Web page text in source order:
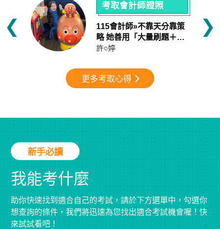
❮
動
事
考取會計師證照
115會計師»不靠天分靠策
略 她善用「大量刷題＋縮
時模擬」2年攻下會計師證
許○婷
❯
更多考取心得
新手必讀
我能考什麼
助你快速找到適合自己的考試，請於下方選單中，勾選你
想查詢的條件，我們將迅速為您找出適合考試機會喔！快
來試試看吧！